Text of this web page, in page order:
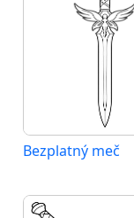
Bezplatný meč